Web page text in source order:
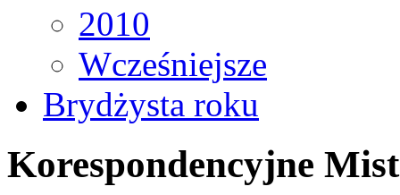
2010
Wcześniejsze
Brydżysta roku
Korespondencyjne